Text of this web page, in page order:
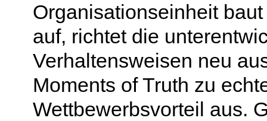
Organisationseinheit
auf, richtet die
Verhaltensweisen neu
Moments of Truth zu
Wettbewerbsvorteil aus.